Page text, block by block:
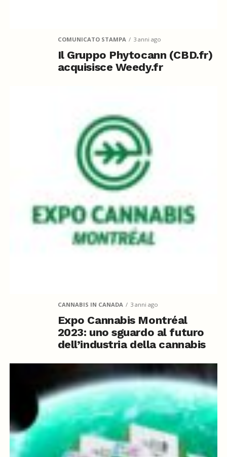
COMUNICATO STAMPA 3 anni ago
Il Gruppo Phytocann (CBD.fr)
acquisisce Weedy.fr
CANNABIS IN CANADA 3 anni ago
Expo Cannabis Montréal
2023: uno sguardo al futuro
dell’industria della cannabis